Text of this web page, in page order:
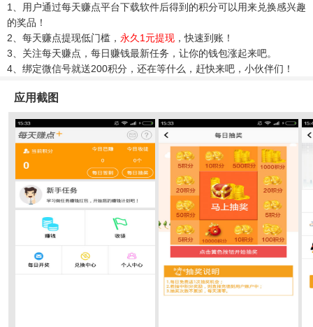
1、用户通过每天赚点平台下载软件后得到的积分可以用来兑换感兴趣
的奖品！
2、每天赚点提现低门槛， 永久1元提现 ，快速到账！
3、关注每天赚点，每日赚钱最新任务，让你的钱包涨起来吧。
4、绑定微信号就送200积分，还在等什么，赶快来吧，小伙伴们！
应用截图